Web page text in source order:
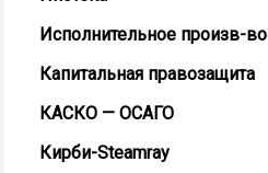
Исполнительное произв-во
Капитальная правозащита
КАСКО — ОСАГО
Кирби-Steamray